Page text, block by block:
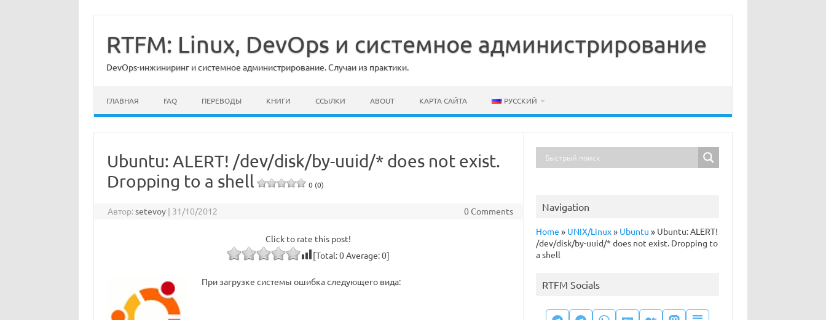
содержимому
RTFM: Linux, DevOps и системное администрирование
DevOps-инжиниринг и системное администрирование. Случаи из практики.
ГЛАВНАЯ FAQ ПЕРЕВОДЫ КНИГИ ССЫЛКИ ABOUT КАРТА САЙТА РУССКИЙ
Ubuntu: ALERT! /dev/disk/by-uuid/* does not exist.
Dropping to a shell
0 (0)
Автор:setevoy | 31/10/2012 0 Comments
Click to rate this post!
[Total:0Average:0]
При загрузке системы ошибка следующего вида:
Navigation
Home » UNIX/Linux» Ubuntu » Ubuntu: ALERT!
/dev/disk/by-uuid/* does not exist. Dropping to
a shell
RTFM Socials